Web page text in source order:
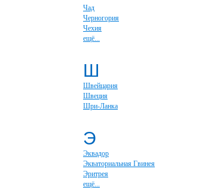
Чад
Черногория
Чехия
ещё...
Ш
Швейцария
Швеция
Шри-Ланка
Э
Эквадор
Экваториальная Гвинея
Эритрея
ещё...